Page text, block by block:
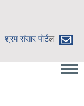
श्रम संसार पाेर्टल